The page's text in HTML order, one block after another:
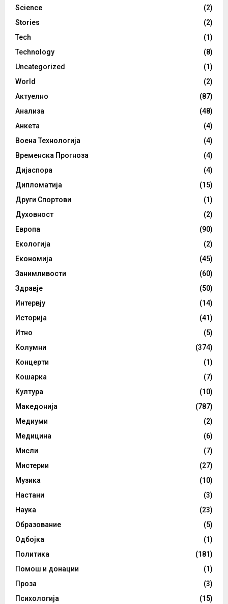
Science
(2)
Stories
(2)
Tech
(1)
Technology
(8)
Uncategorized
(1)
World
(2)
Актуелно
(87)
Анализа
(48)
Анкета
(4)
Воена Технологија
(4)
Временска Прогноза
(4)
Дијаспора
(4)
Дипломатија
(15)
Други Спортови
(1)
Духовност
(2)
Европа
(90)
Екологија
(2)
Економија
(45)
Занимливости
(60)
Здравје
(50)
Интервју
(14)
Историја
(41)
Итно
(5)
Колумни
(374)
Концерти
(1)
Кошарка
(7)
Култура
(10)
Македонија
(787)
Медиуми
(2)
Медицина
(6)
Мисли
(7)
Мистерии
(27)
Музика
(10)
Настани
(3)
Наука
(23)
Образование
(5)
Одбојка
(1)
Политика
(181)
Помош и донации
(1)
Проза
(3)
Психологија
(15)